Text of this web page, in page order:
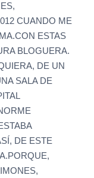
CUANDO ME
ESTAS
BLOGUERA.
DE UN
SALA DE
DE ESTE